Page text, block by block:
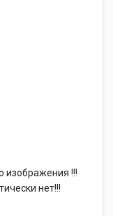
изображения !!!
нет!!!